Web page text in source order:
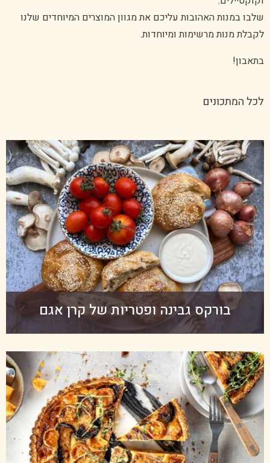
שלבו במנות האהובות עליכם את מגוון המוצרים המיוחדים שלנו
לקבלת מנות מרשימות ומיוחדות.
בתאבון!
לכל המתכונים
בורקס גבינה ופטריות של קרן אגם